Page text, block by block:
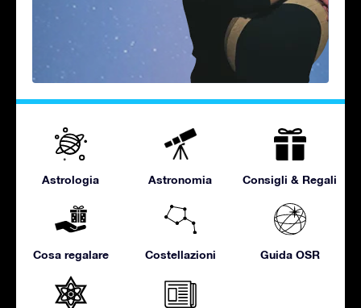
Astrologia Astronomia Consigli & Regali
Cosa regalare Costellazioni Guida OSR